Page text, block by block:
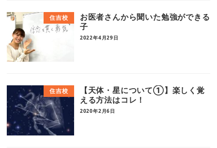
住吉校
お医者さんから聞いた勉強ができる
子
2022年4月29日
住吉校
【天体・星について①】楽しく覚
える方法はコレ！
2020年2月6日